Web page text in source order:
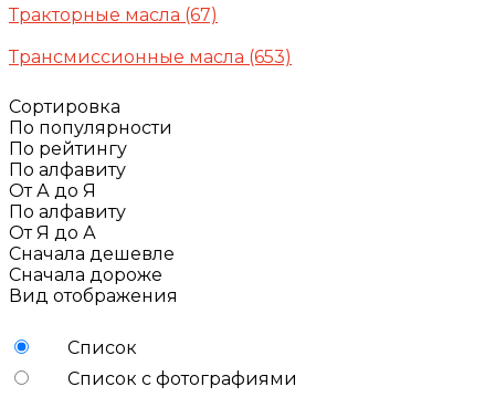
Тракторные масла (67)
Трансмиссионные масла (653)
Сортировка
По популярности
По рейтингу
По алфавиту
От А до Я
По алфавиту
От Я до А
Сначала дешевле
Сначала дороже
Вид отображения
Список
Список с фотографиями